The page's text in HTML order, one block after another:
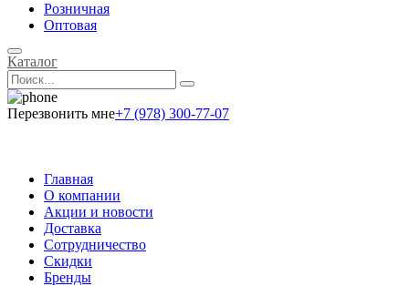
Розничная
Оптовая
Каталог
Перезвонить мне+7 (978) 300-77-07
Главная
О компании
Акции и новости
Доставка
Сотрудничество
Скидки
Бренды